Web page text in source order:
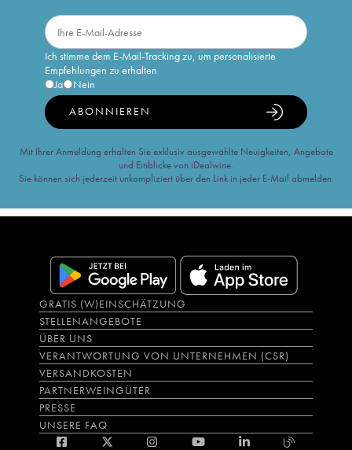
Ich stimme dem E-Mail-Tracking zu, um personalisierte
Empfehlungen zu erhalten
Ja
Nein
ABONNIEREN
Mit Ihrer Anmeldung erhalten Sie exklusiv ausgewählte Neuigkeiten, Angebote
und Einblicke von iDealwine.
Sie können sich jederzeit unkompliziert über den Link in jeder E-Mail abmelden.
GRATIS (W)EINSCHÄTZUNG
STELLENANGEBOTE
ÜBER UNS
VERANTWORTUNG VON UNTERNEHMEN (CSR)
VERSANDKOSTEN
PARTNERWEINGÜTER
PRESSE
UNSERE FAQ